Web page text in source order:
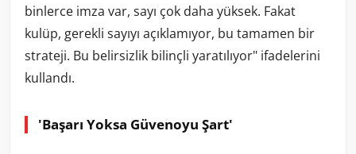
binlerce imza var, sayı çok daha yüksek. Fakat
kulüp, gerekli sayıyı açıklamıyor, bu tamamen bir
strateji. Bu belirsizlik bilinçli yaratılıyor" ifadelerini
kullandı.
'Başarı Yoksa Güvenoyu Şart'